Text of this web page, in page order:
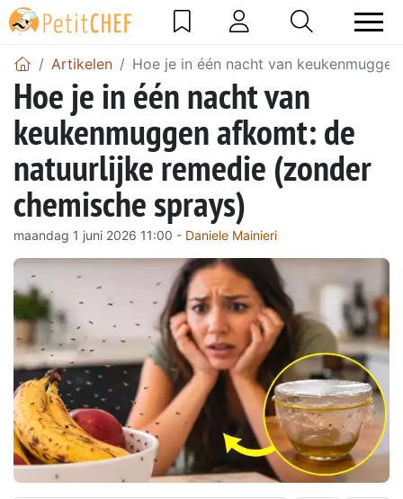
Artikelen Hoe je in één nacht van
Hoe je in één nacht van
keukenmuggen afkomt: de
natuurlijke remedie (zonder
chemische sprays)
maandag 1 juni 2026 11:00 - Daniele Mainieri